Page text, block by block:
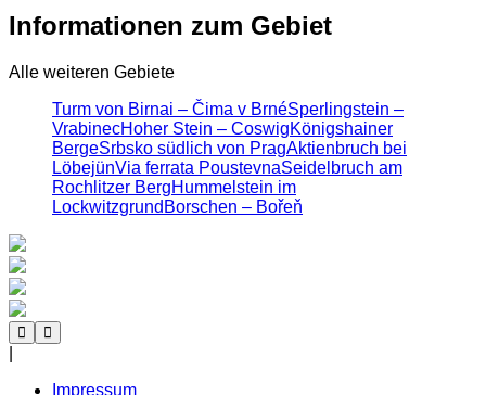
Informationen zum Gebiet
Alle weiteren Gebiete
Turm von Birnai – Čima v BrnéSperlingstein –
VrabinecHoher Stein – CoswigKönigshainer
BergeSrbsko südlich von PragAktienbruch bei
LöbejünVia ferrata PoustevnaSeidelbruch am
Rochlitzer BergHummelstein im
Lockwitzgrund Borschen – Bořeň
Impressum